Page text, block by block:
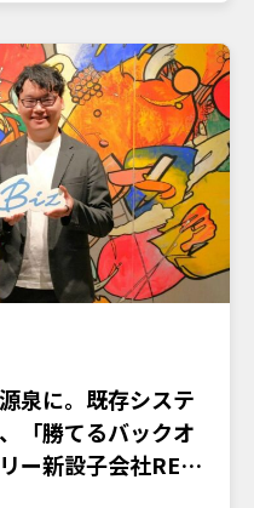
泉に。既存システ
「勝てるバックオ
ー新設子会社REA